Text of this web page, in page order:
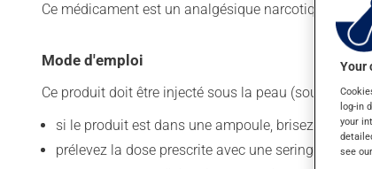
Ce médicament est un analgésique narcotique.
Mode d'emploi
Ce produit doit être injecté sous la peau (sous-
si le produit est dans une ampoule, brisez
prélevez la dose prescrite avec une seringue;
Your
log-in
your
see our